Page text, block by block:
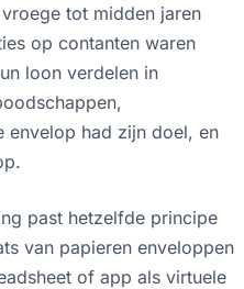
tot midden jaren
op contanten waren
loon verdelen in
envelop had zijn doel, en
past hetzelfde principe
van papieren enveloppen
of app als virtuele